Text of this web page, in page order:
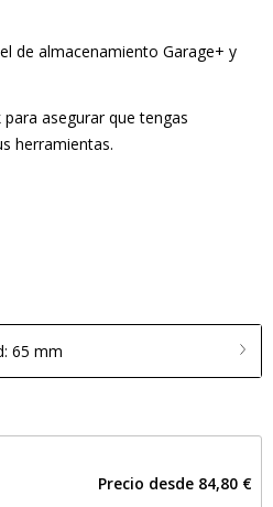
de almacenamiento Garage+ y
asegurar que tengas
herramientas.
65 mm
Precio desde 84,80 €